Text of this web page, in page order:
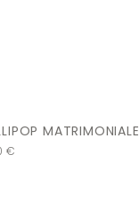
MATRIMONIALE
€